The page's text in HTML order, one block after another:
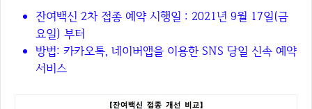
잔여백신 2차 접종 예약 시행일 : 2021년 9월 17일(금
요일) 부터
방법: 카카오톡, 네이버앱을 이용한 SNS 당일 신속 예약
서비스